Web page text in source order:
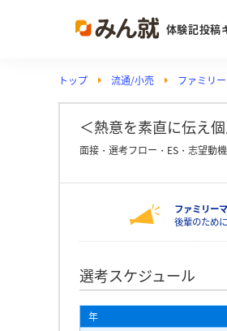
体験記投稿
トップ 流通/小売 ファミリ
＜熱意を素直に伝え
面接・選考フロー・ES・志望動機
ファミリー
後輩のため
選考スケジュール
年